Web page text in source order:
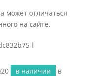
может отличаться
на сайте.
l
в наличии
в